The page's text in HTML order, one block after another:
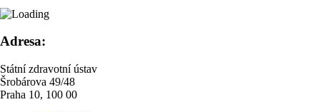
Adresa:
Státní zdravotní ústav
Šrobárova 49/48
Praha 10, 100 00